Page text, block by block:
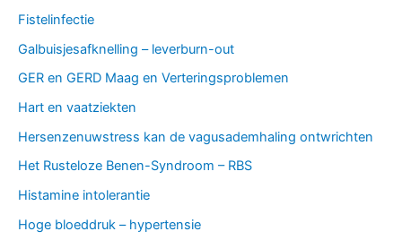
Fistelinfectie
Galbuisjesafknelling – leverburn-out
GER en GERD Maag en Verteringsproblemen
Hart en vaatziekten
Hersenzenuwstress kan de vagusademhaling ontwrichten
Het Rusteloze Benen-Syndroom – RBS
Histamine intolerantie
Hoge bloeddruk – hypertensie